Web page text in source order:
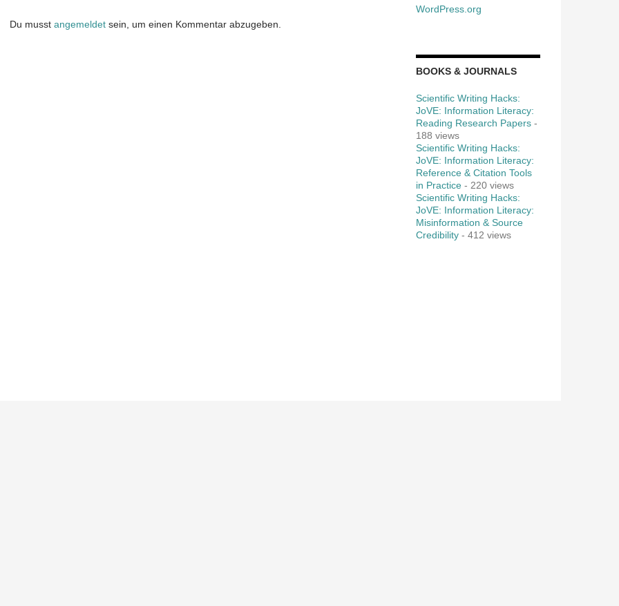
Du musst angemeldet sein, um einen Kommentar abzugeben.
WordPress.org
BOOKS & JOURNALS
Scientific Writing Hacks:
JoVE: Information Literacy:
Reading Research Papers -
188 views
Scientific Writing Hacks:
JoVE: Information Literacy:
Reference & Citation Tools
in Practice - 220 views
Scientific Writing Hacks:
JoVE: Information Literacy:
Misinformation & Source
Credibility - 412 views